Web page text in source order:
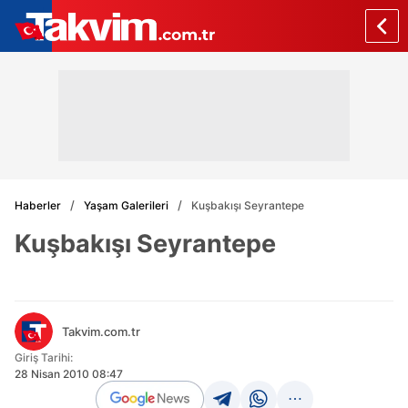
Haberler Yaşam Galerileri Kuşbakışı Seyrantepe
Kuşbakışı Seyrantepe
Takvim.com.tr
Giriş Tarihi:
28 Nisan 2010 08:47